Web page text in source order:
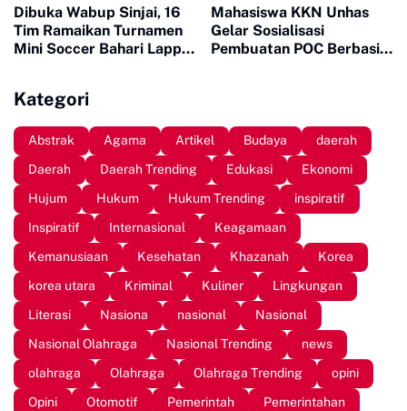
Dibuka Wabup Sinjai, 16
Tim Ramaikan Turnamen
Mini Soccer Bahari Lappa
Mahasiswa KKN Unhas
Gelar Sosialisasi
Pembuatan POC Berbasis
Kategori
Abstrak Agama Artikel Budaya
daerah
Daerah
Daerah Trending Edukasi
Ekonomi
Hujum
Hukum Hukum Trending
inspiratif
Inspiratif
Internasional
Keagamaan
Kemanusiaan
Kesehatan Khazanah
Korea
korea utara
Kriminal Kuliner
Lingkungan
Literasi
Nasiona nasional
Nasional
Nasional Olahraga
Nasional Trending
news
olahraga
Olahraga Olahraga Trending
opini
Opini
Otomotif Pemerintah
Pemerintahan